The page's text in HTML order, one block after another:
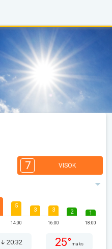
7 VISOK
5
14:00
3 3
16:00
2 1
18:00
20:32 25° maks